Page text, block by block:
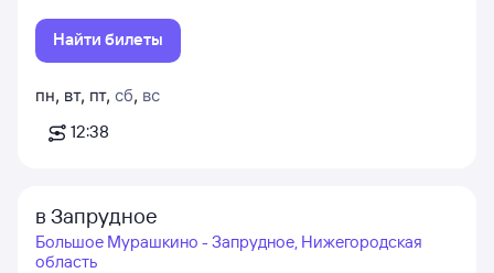
Найти билеты
пн, вт, пт, сб, вс
12:38
в Запрудное
Большое Мурашкино - Запрудное, Нижегородская
область